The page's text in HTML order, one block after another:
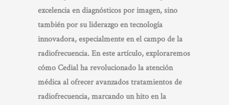
excelencia en diagnósticos por imagen, sino
también por su liderazgo en tecnología
innovadora, especialmente en el campo de la
radiofrecuencia. En este artículo, exploraremos
cómo Cedial ha revolucionado la atención
médica al ofrecer avanzados tratamientos de
radiofrecuencia, marcando un hito en la